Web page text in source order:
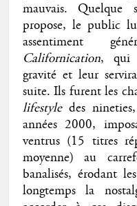
mauvais.
propose, le public
assentiment
Californication, qui
gravité et leur
suite. Ils furent les
lifestyledes
années 2000,
ventrus (15 titres
moyenne) au
banalisés, érodant
longtemps la